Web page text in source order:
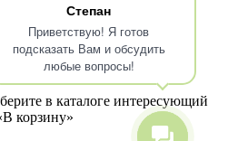
Степан
Приветствую! Я готов
подсказать Вам и обсудить
любые вопросы!
в каталоге интересующий
корзину»